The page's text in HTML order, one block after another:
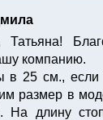
Татьяна!
компанию.
в 25 см.,
размер в
На длину